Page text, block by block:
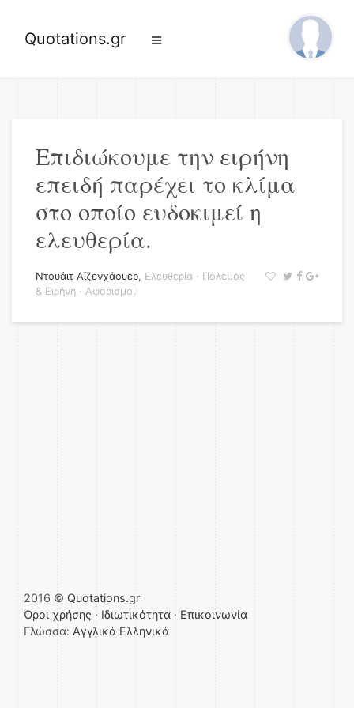
Quotations.gr
Επιδιώκουμε την ειρήνη
επειδή παρέχει το κλίμα
στο οποίο ευδοκιμεί η
ελευθερία.
Ντουάιτ Αϊζενχάουερ, Ελευθερία · Πόλεμος
& Ειρήνη · Αφορισμοί
2016 © Quotations.gr
Όροι χρήσης · Ιδιωτικότητα · Επικοινωνία
Γλώσσα: Αγγλικά Ελληνικά